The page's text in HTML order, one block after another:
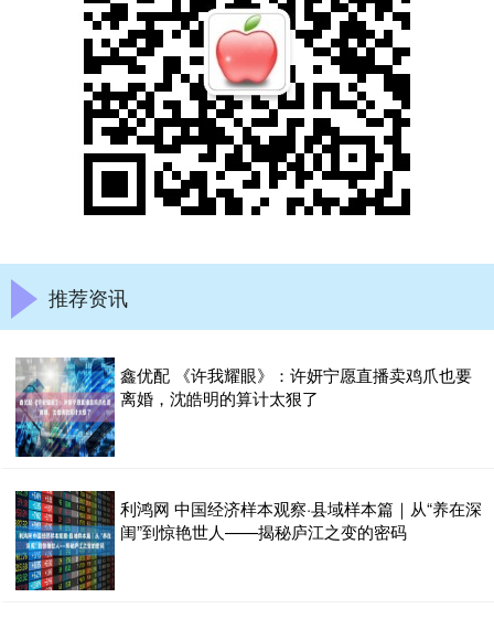
推荐资讯
鑫优配 《许我耀眼》：许妍宁愿直播卖鸡爪也要
离婚，沈皓明的算计太狠了
利鸿网 中国经济样本观察·县域样本篇｜从“养在深
闺”到惊艳世人——揭秘庐江之变的密码